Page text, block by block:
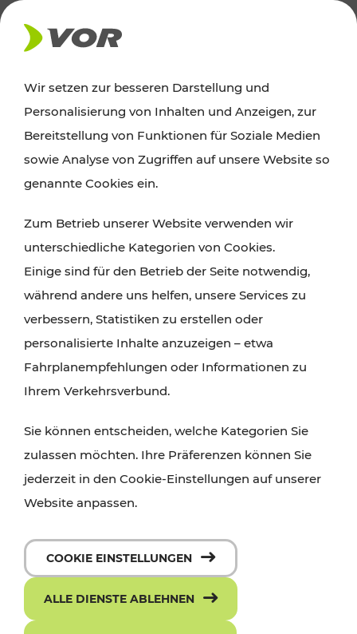
AKTUELLES
Ausflugstipps
Wien, Niederösterreich und das Burgenland
Wanderungen, Kultur und Gastronomie,
Radtouren oder purer Naturgenuss – viele
Attraktionen sind mit den Ticket- und Fahrplan-
Angeboten des VOR gut und schnell erreichbar.
Wir setzen zur besseren Darstellung und
Personalisierung von Inhalten und Anzeigen, zur
Bereitstellung von Funktionen für Soziale Medien
sowie Analyse von Zugriffen auf unsere Website so
genannte Cookies ein.
Zum Betrieb unserer Website verwenden wir
unterschiedliche Kategorien von Cookies.
Einige sind für den Betrieb der Seite notwendig,
während andere uns helfen, unsere Services zu
verbessern, Statistiken zu erstellen oder
personalisierte Inhalte anzuzeigen – etwa
Fahrplanempfehlungen oder Informationen zu
Ihrem Verkehrsverbund.
Sie können entscheiden, welche Kategorien Sie
zulassen möchten. Ihre Präferenzen können Sie
jederzeit in den Cookie-Einstellungen auf unserer
Website anpassen.
COOKIE EINSTELLUNGEN
ALLE DIENSTE ABLEHNEN